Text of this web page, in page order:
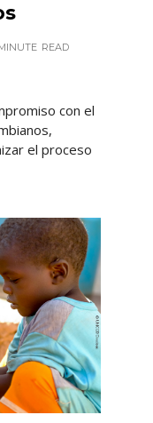
READ
con el
el proceso